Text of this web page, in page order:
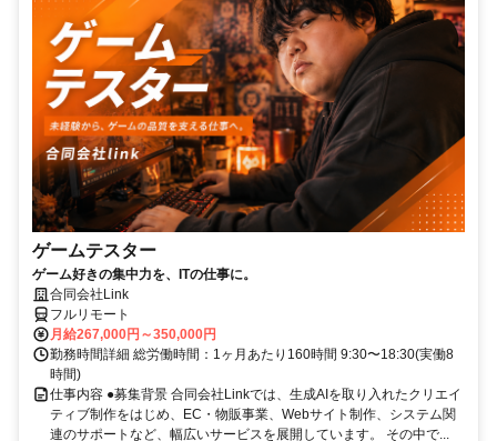
ゲームテスター
ゲーム好きの集中力を、ITの仕事に。
合同会社Link
フルリモート
月給267,000円～350,000円
勤務時間詳細 総労働時間：1ヶ月あたり160時間 9:30〜18:30(実働8
時間)
仕事内容 ●募集背景 合同会社Linkでは、生成AIを取り入れたクリエイ
ティブ制作をはじめ、EC・物販事業、Webサイト制作、システム関
連のサポートなど、幅広いサービスを展開しています。 その中で...